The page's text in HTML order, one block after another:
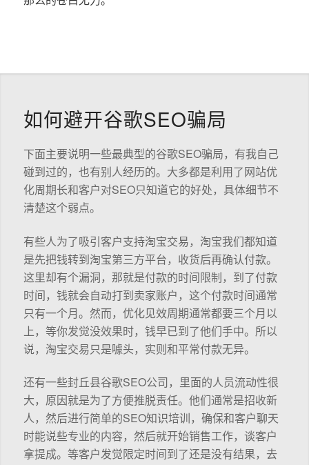
如何避开谷歌SEO骗局
下面主要说明一些最典型的谷歌SEO骗局，有我自己
碰到过的，也有别人经历的。大多都是利用了网站优
化周期长和客户对SEO只知道它的好处，具体细节不
清楚这个弱点。
有些人为了吸引客户支持淘宝交易，淘宝我们都知道
是先把钱转到淘宝第三方平台，收货后再确认付款。
这里却有个漏洞，那就是付款的时间限制，到了付款
时间，钱就会自动打到卖家账户，这个付款时间通常
只有一个月。然而，优化见效周期通常都要三个月以
上，等你发觉没效果时，钱早已到了他们手中。所以
说，淘宝交易只是噱头，实则和平常付款无异。
还有一些封丘县谷歌SEO公司，里面的人员流动性很
大，原因就是为了方便推脱责任。他们通常是招收新
人，然后进行简单的SEO知识培训，确保和客户聊天
时能说些专业的内容，然后就开始销售工作，谈客户
拿提成。等客户发觉限定时间到了还是没有结果，去